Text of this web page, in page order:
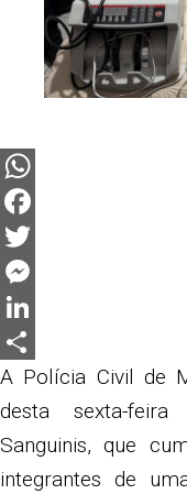
WhatsApp
Facebook
Twitter
Messenger
LinkedIn
Share
A Polícia Civil de
desta sexta-
Sanguinis, que
integrantes de